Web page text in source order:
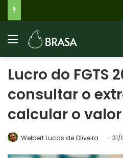
Lucro do FGTS
consultar o
calcular o
Welbert Lucas de Oliveira